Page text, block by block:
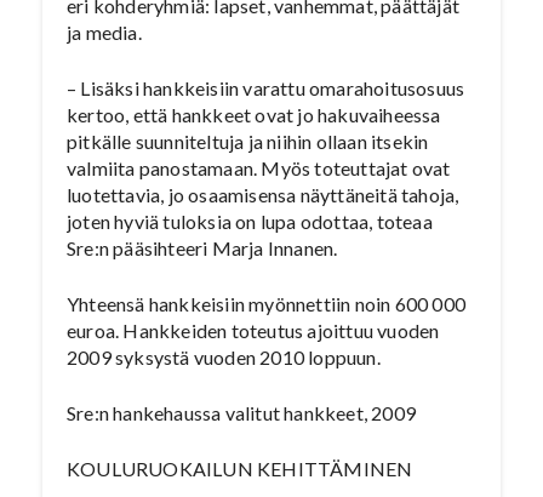
eri kohderyhmiä: lapset, vanhemmat, päättäjät
ja media.
– Lisäksi hankkeisiin varattu omarahoitusosuus
kertoo, että hankkeet ovat jo hakuvaiheessa
pitkälle suunniteltuja ja niihin ollaan itsekin
valmiita panostamaan. Myös toteuttajat ovat
luotettavia, jo osaamisensa näyttäneitä tahoja,
joten hyviä tuloksia on lupa odottaa, toteaa
Sre:n pääsihteeri Marja Innanen.
Yhteensä hankkeisiin myönnettiin noin 600 000
euroa. Hankkeiden toteutus ajoittuu vuoden
2009 syksystä vuoden 2010 loppuun.
Sre:n hankehaussa valitut hankkeet, 2009
KOULURUOKAILUN KEHITTÄMINEN